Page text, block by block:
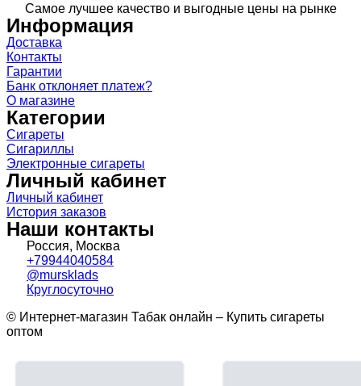
Самое лучшее качество и выгодные цены на рынке
Информация
Доставка
Контакты
Гарантии
Банк отклоняет платеж?
О магазине
Категории
Сигареты
Сигариллы
Электронные сигареты
Личный кабинет
Личный кабинет
История заказов
Наши контакты
Россия, Москва
+79944040584
@mursklads
Круглосуточно
© Интернет-магазин Табак онлайн – Купить сигареты
оптом